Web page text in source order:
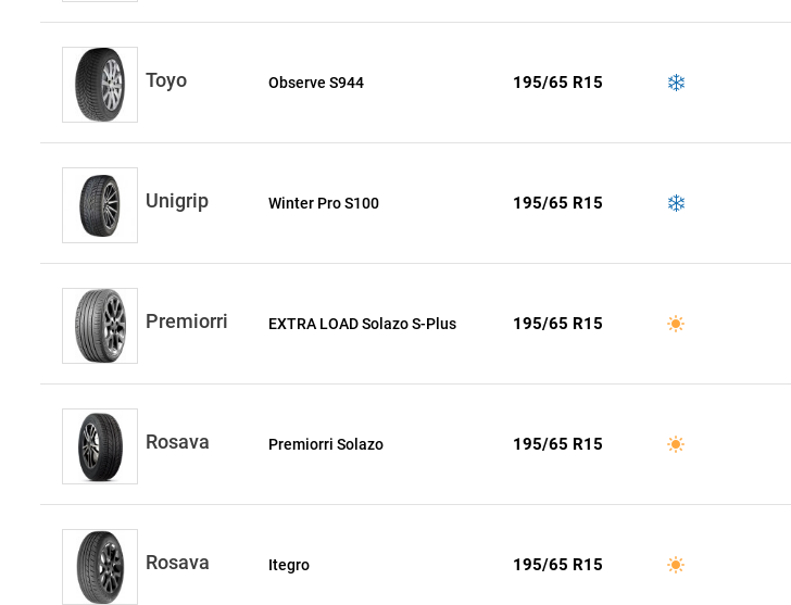
Toyo Observe S944 195/65 R15
Unigrip Winter Pro S100 195/65 R15
Premiorri EXTRA LOAD Solazo S-Plus 195/65 R15
Rosava Premiorri Solazo 195/65 R15
Rosava Itegro 195/65 R15